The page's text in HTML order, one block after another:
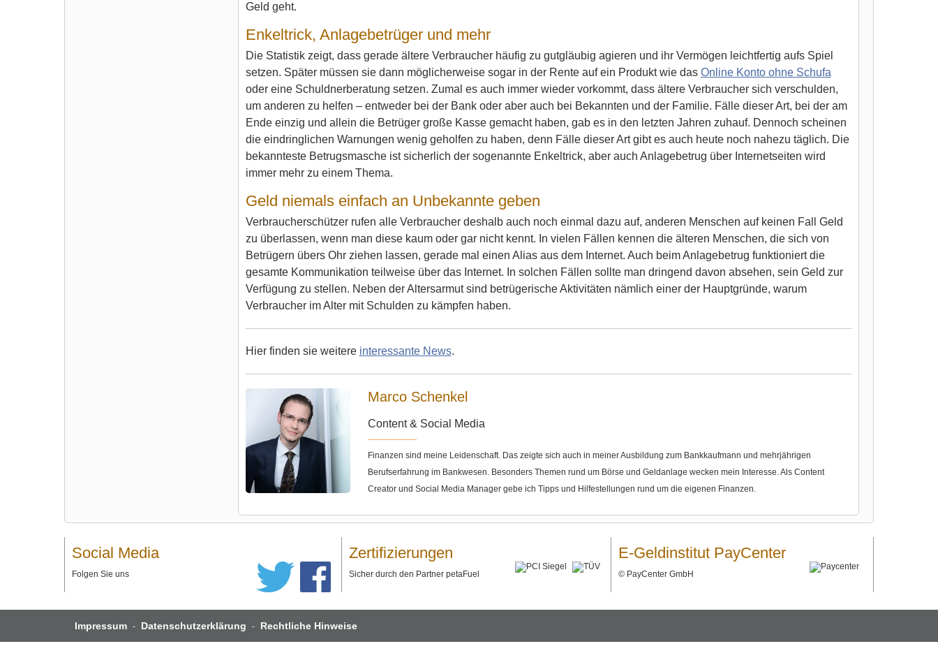
Geld geht.
Enkeltrick, Anlagebetrüger und mehr
Die Statistik zeigt, dass gerade ältere Verbraucher häufig zu gutgläubig agieren und ihr Vermögen leichtfertig aufs Spiel
setzen. Später müssen sie dann möglicherweise sogar in der Rente auf ein Produkt wie das Online Konto ohne Schufa
oder eine Schuldnerberatung setzen. Zumal es auch immer wieder vorkommt, dass ältere Verbraucher sich verschulden,
um anderen zu helfen – entweder bei der Bank oder aber auch bei Bekannten und der Familie. Fälle dieser Art, bei der am
Ende einzig und allein die Betrüger große Kasse gemacht haben, gab es in den letzten Jahren zuhauf. Dennoch scheinen
die eindringlichen Warnungen wenig geholfen zu haben, denn Fälle dieser Art gibt es auch heute noch nahezu täglich. Die
bekannteste Betrugsmasche ist sicherlich der sogenannte Enkeltrick, aber auch Anlagebetrug über Internetseiten wird
immer mehr zu einem Thema.
Geld niemals einfach an Unbekannte geben
Verbraucherschützer rufen alle Verbraucher deshalb auch noch einmal dazu auf, anderen Menschen auf keinen Fall Geld
zu überlassen, wenn man diese kaum oder gar nicht kennt. In vielen Fällen kennen die älteren Menschen, die sich von
Betrügern übers Ohr ziehen lassen, gerade mal einen Alias aus dem Internet. Auch beim Anlagebetrug funktioniert die
gesamte Kommunikation teilweise über das Internet. In solchen Fällen sollte man dringend davon absehen, sein Geld zur
Verfügung zu stellen. Neben der Altersarmut sind betrügerische Aktivitäten nämlich einer der Hauptgründe, warum
Verbraucher im Alter mit Schulden zu kämpfen haben.
Hier finden sie weitere interessante News.
Marco Schenkel
Content & Social Media
Finanzen sind meine Leidenschaft. Das zeigte sich auch in meiner Ausbildung zum Bankkaufmann und mehrjährigen
Berufserfahrung im Bankwesen. Besonders Themen rund um Börse und Geldanlage wecken mein Interesse. Als Content
Creator und Social Media Manager gebe ich Tipps und Hilfestellungen rund um die eigenen Finanzen.
Social Media
Folgen Sie uns
Zertifizierungen
Sicher durch den Partner petaFuel
E-Geldinstitut PayCenter
© PayCenter GmbH
Impressum - Datenschutzerklärung - Rechtliche Hinweise